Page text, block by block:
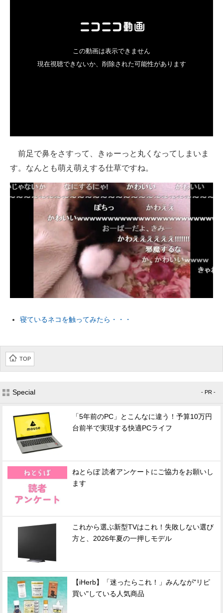
AI活用のいまが分かる
企業向けIT製品の総合サイト
IT製品の技術・比較・事例
製造業のIT導入・活用を支援
モノづくり技術者専門サイト
エレクトロニクス専門サイト
電子設計の基本と応用
エネルギーの専門メディア
建設×テクノロジーの最前線
前足で鼻をさすって、きゅーっと丸くなってしまいま
す。なんとも萌え萌えする仕草ですね。
寝ているネコを触ってみたら・・・
TOP
Special - PR -
「5年前のPC」とこんなに違う！予算10万円
台前半で実現する快適PCライフ
ねとらぼ 読者アンケートにご協力をお願いし
ます
これから選ぶ新型TVはこれ！失敗しない選び
方と、2026年夏の一押しモデル
【iHerb】「迷ったらこれ！」みんなが"リピ
買い"している人気商品